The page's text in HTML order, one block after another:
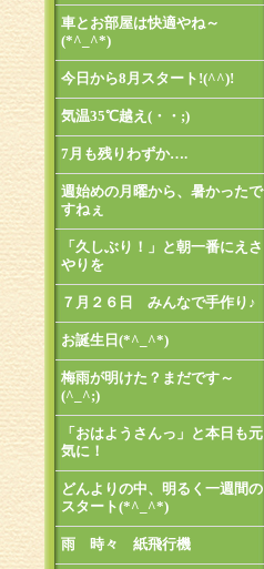
車とお部屋は快適やね～
(*^_^*)
今日から8月スタート!(^^)!
気温35℃越え(・・;)
7月も残りわずか….
週始めの月曜から、暑かったで
すねぇ
「久しぶり！」と朝一番にえさ
やりを
７月２６日 みんなで手作り♪
お誕生日(*^_^*)
梅雨が明けた？まだです～
(^_^;)
「おはようさんっ」と本日も元
気に！
どんよりの中、明るく一週間の
スタート(*^_^*)
雨 時々 紙飛行機